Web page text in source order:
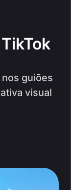
guiões
visual